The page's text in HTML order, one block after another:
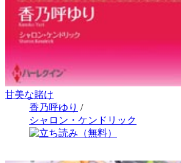
甘美な賭け
香乃呼ゆり /
シャロン・ケンドリック